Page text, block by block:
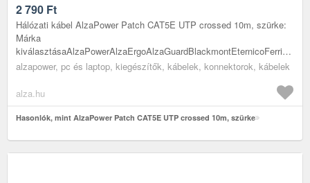
2 790 Ft
Hálózati kábel AlzaPower Patch CAT5E UTP crossed 10m, szürke:
Márka
kiválasztásaAlzaPowerAlzaErgoAlzaGuardBlackmontEternicoFerridaLa
ProromanceAlza...
alzapower, pc és laptop, kiegészítők, kábelek, konnektorok, kábelek
alza.hu
Hasonlók, mint AlzaPower Patch CAT5E UTP crossed 10m, szürke